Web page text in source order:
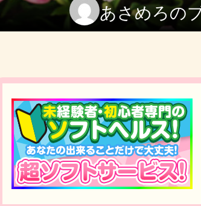
あさめろの